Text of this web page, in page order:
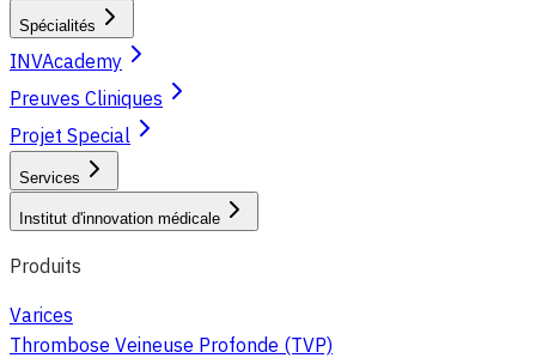
Spécialités
INVAcademy
Preuves Cliniques
Projet Special
Services
Institut d'innovation médicale
Produits
Varices
Thrombose Veineuse Profonde (TVP)